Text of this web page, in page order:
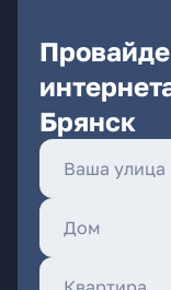
Брянск